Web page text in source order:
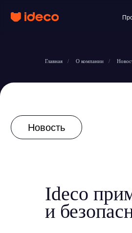
Главная / О компании /
Новость
Ideco
и